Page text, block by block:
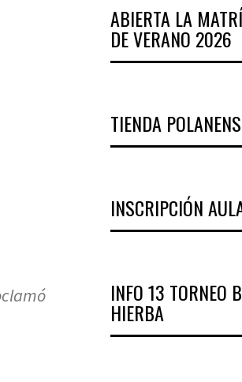
ABIERTA LA
DE VERANO 2026
TIENDA POLANENS
INSCRIPCIÓN
INFO 13 TORNEO
HIERBA